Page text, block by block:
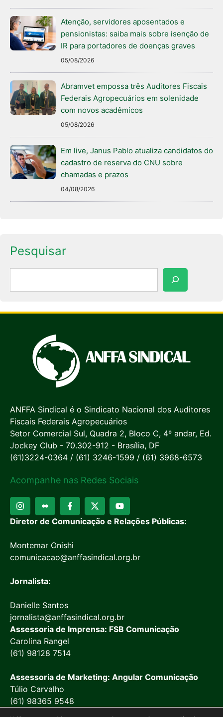
Atenção, servidores aposentados e
pensionistas: saiba mais sobre isenção de
IR para portadores de doenças graves
05/08/2026
Abramvet empossa três Auditores Fiscais
Federais Agropecuários em solenidade
com novos acadêmicos
05/08/2026
Em live, Janus Pablo atualiza candidatos do
cadastro de reserva do CNU sobre
chamadas e prazos
04/08/2026
Pesquisar
ANFFA Sindical é o Sindicato Nacional dos Auditores
Fiscais Federais Agropecuários
Setor Comercial Sul, Quadra 2, Bloco C, 4º andar, Ed.
Jockey Club - 70.302-912 - Brasília, DF
(61)3224-0364 / (61) 3246-1599 / (61) 3968-6573
Acompanhe nas Redes Sociais
Diretor de Comunicação e Relações Públicas:
Montemar Onishi
comunicacao@anffasindical.org.br
Jornalista:
Danielle Santos
jornalista@anffasindical.org.br
Assessoria de Imprensa: FSB Comunicação
Carolina Rangel
(61) 98128 7514
Assessoria de Marketing: Angular Comunicação
Túlio Carvalho
(61) 98365 9548